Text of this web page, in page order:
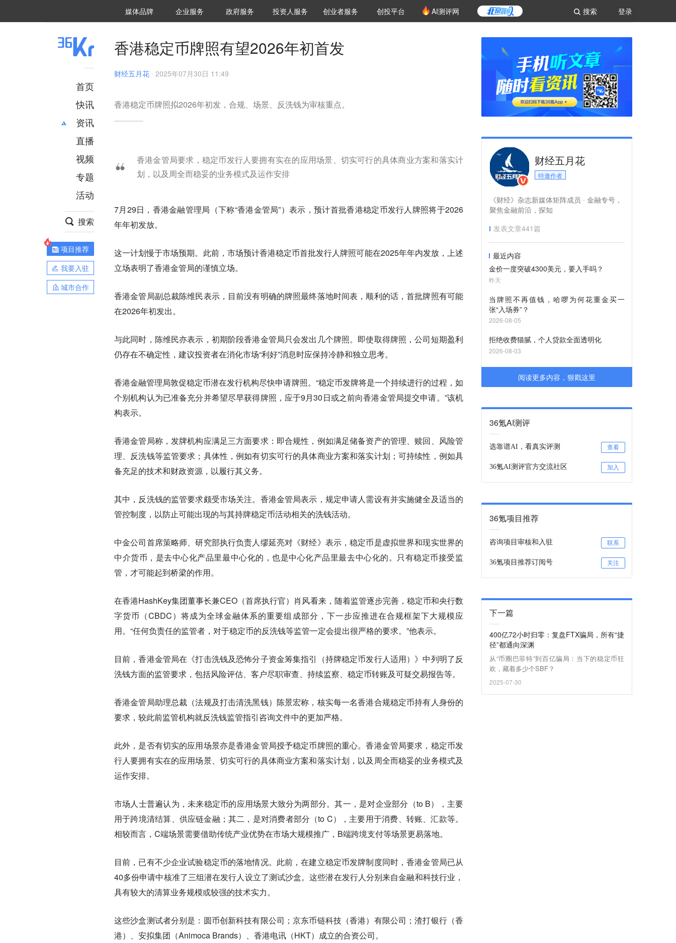
登录
搜索
媒体品牌 36Kr研究院
企业服务 城市之窗
政府服务 VClub投资机构库
投资机构职位推介
投资人服务 创投氪堂
创业者服务 创投平台 AI测评网
首页
快讯
资讯
推荐
财经
项目推荐
安徽
直播
视频
专题
活动
搜索
项目推荐
我要入驻
城市合作
香港稳定币牌照有望2026年初首发
财经五月花 · 2025年07月30日 11:49
香港稳定币牌照拟2026年初发，合规、场景、反洗钱为审核重点。
香港金管局要求，稳定币发行人要拥有实在的应用场景、切实可行的具体商业方案和落实计
划，以及周全而稳妥的业务模式及运作安排
7月29日，香港金融管理局（下称“香港金管局”）表示，预计首批香港稳定币发行人牌照将于2026
年年初发放。
这一计划慢于市场预期。此前，市场预计香港稳定币首批发行人牌照可能在2025年年内发放，上述
立场表明了香港金管局的谨慎立场。
香港金管局副总裁陈维民表示，目前没有明确的牌照最终落地时间表，顺利的话，首批牌照有可能
在2026年初发出。
与此同时，陈维民亦表示，初期阶段香港金管局只会发出几个牌照。即使取得牌照，公司短期盈利
仍存在不确定性，建议投资者在消化市场“利好”消息时应保持冷静和独立思考。
香港金融管理局敦促稳定币潜在发行机构尽快申请牌照。“稳定币发牌将是一个持续进行的过程，如
个别机构认为已准备充分并希望尽早获得牌照，应于9月30日或之前向香港金管局提交申请。”该机
构表示。
香港金管局称，发牌机构应满足三方面要求：即合规性，例如满足储备资产的管理、赎回、风险管
理、反洗钱等监管要求；具体性，例如有切实可行的具体商业方案和落实计划；可持续性，例如具
备充足的技术和财政资源，以履行其义务。
其中，反洗钱的监管要求颇受市场关注。香港金管局表示，规定申请人需设有并实施健全及适当的
管控制度，以防止可能出现的与其持牌稳定币活动相关的洗钱活动。
中金公司首席策略师、研究部执行负责人缪延亮对《财经》表示，稳定币是虚拟世界和现实世界的
中介货币，是去中心化产品里最中心化的，也是中心化产品里最去中心化的。只有稳定币接受监
管，才可能起到桥梁的作用。
在香港HashKey集团董事长兼CEO（首席执行官）肖风看来，随着监管逐步完善，稳定币和央行数
字货币（CBDC）将成为全球金融体系的重要组成部分，下一步应推进在合规框架下大规模应
用。“任何负责任的监管者，对于稳定币的反洗钱等监管一定会提出很严格的要求。”他表示。
目前，香港金管局在《打击洗钱及恐怖分子资金筹集指引（持牌稳定币发行人适用）》中列明了反
洗钱方面的监管要求，包括风险评估、客户尽职审查、持续监察、稳定币转账及可疑交易报告等。
香港金管局助理总裁（法规及打击清洗黑钱）陈景宏称，核实每一名香港合规稳定币持有人身份的
要求，较此前监管机构就反洗钱监管指引咨询文件中的更加严格。
此外，是否有切实的应用场景亦是香港金管局授予稳定币牌照的重心。香港金管局要求，稳定币发
行人要拥有实在的应用场景、切实可行的具体商业方案和落实计划，以及周全而稳妥的业务模式及
运作安排。
市场人士普遍认为，未来稳定币的应用场景大致分为两部分。其一，是对企业部分（to B），主要
用于跨境清结算、供应链金融；其二，是对消费者部分（to C），主要用于消费、转账、汇款等。
相较而言，C端场景需要借助传统产业优势在市场大规模推广，B端跨境支付等场景更易落地。
目前，已有不少企业试验稳定币的落地情况。此前，在建立稳定币发牌制度同时，香港金管局已从
40多份申请中核准了三组潜在发行人设立了测试沙盒。这些潜在发行人分别来自金融和科技行业，
具有较大的清算业务规模或较强的技术实力。
这些沙盒测试者分别是：圆币创新科技有限公司；京东币链科技（香港）有限公司；渣打银行（香
港）、安拟集团（Animoca Brands）、香港电讯（HKT）成立的合资公司。
财经五月花
特邀作者
《财经》杂志新媒体矩阵成员 · 金融专号，
聚焦金融前沿，探知
发表文章441篇
最近内容
金价一度突破4300美元，要入手吗？
昨天
当牌照不再值钱，哈啰为何花重金买一
张“入场券”？
2026-08-05
拒绝收费猫腻，个人贷款全面透明化
2026-08-03
阅读更多内容，狠戳这里
36氪AI测评
选靠谱AI，看真实评测 查看
36氪AI测评官方交流社区 加入
36氪项目推荐
咨询项目审核和入驻 联系
36氪项目推荐订阅号 关注
下一篇
400亿72小时归零：复盘FTX骗局，所有“捷
径”都通向深渊
从“币圈巴菲特”到百亿骗局：当下的稳定币狂
欢，藏着多少个SBF？
2025-07-30